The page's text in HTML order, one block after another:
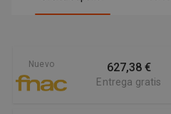
Nuevo 627,38 €
Entrega gratis